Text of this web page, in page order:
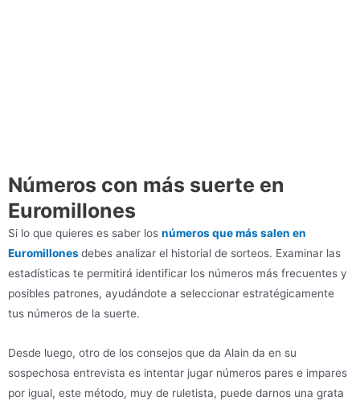
Números con más suerte en
Euromillones
Si lo que quieres es saber los números que más salen en
Euromillonesdebes analizar el historial de sorteos. Examinar las
estadísticas te permitirá identificar los números más frecuentes y
posibles patrones, ayudándote a seleccionar estratégicamente
tus números de la suerte.
Desde luego, otro de los consejos que da Alain da en su
sospechosa entrevista es intentar jugar números pares e impares
por igual, este método, muy de ruletista, puede darnos una grata